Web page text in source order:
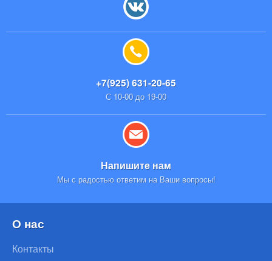
+7(925) 631-20-65
С 10-00 до 19-00
Напишите нам
Мы с радостью ответим на Ваши вопросы!
О нас
Контакты